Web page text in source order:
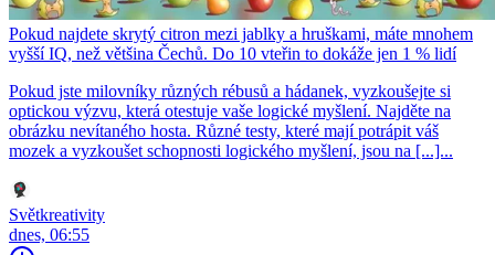
Pokud najdete skrytý citron mezi jablky a hruškami, máte mnohem
vyšší IQ, než většina Čechů. Do 10 vteřin to dokáže jen 1 % lidí
Pokud jste milovníky různých rébusů a hádanek, vyzkoušejte si
optickou výzvu, která otestuje vaše logické myšlení. Najděte na
obrázku nevítaného hosta. Různé testy, které mají potrápit váš
mozek a vyzkoušet schopnosti logického myšlení, jsou na [...]...
Světkreativity
dnes, 06:55